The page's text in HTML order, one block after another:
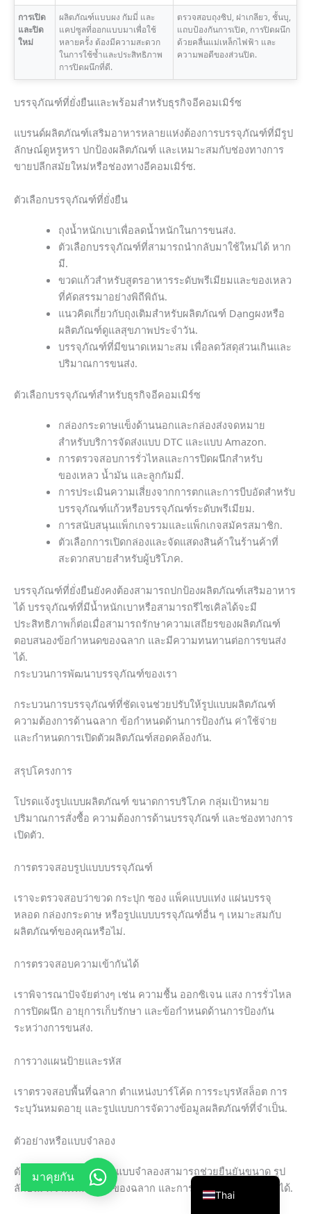
การเปิด
และปิด
ใหม่
ผลิตภัณฑ์แบบผง กัมมี่ และ
แคปซูลที่ออกแบบมาเพื่อใช้
หลายครั้ง ต้องมีความสะดวก
ในการใช้ซ้ำและประสิทธิภาพ
การปิดผนึกที่ดี.
ตรวจสอบถุงซิป, ฝาเกลียว, ชั้นบุ,
แถบป้องกันการเปิด, การปิดผนึก
ด้วยคลื่นแม่เหล็กไฟฟ้า และ
ความพอดีของส่วนปิด.
บรรจุภัณฑ์ที่ยั่งยืนและพร้อมสำหรับธุรกิจอีคอมเมิร์ซ
แบรนด์ผลิตภัณฑ์เสริมอาหารหลายแห่งต้องการบรรจุภัณฑ์ที่มีรูป
ลักษณ์ดูหรูหรา ปกป้องผลิตภัณฑ์ และเหมาะสมกับช่องทางการ
ขายปลีกสมัยใหม่หรือช่องทางอีคอมเมิร์ซ.
ตัวเลือกบรรจุภัณฑ์ที่ยั่งยืน
ถุงน้ำหนักเบาเพื่อลดน้ำหนักในการขนส่ง.
ตัวเลือกบรรจุภัณฑ์ที่สามารถนำกลับมาใช้ใหม่ได้ หาก
มี.
ขวดแก้วสำหรับสูตรอาหารระดับพรีเมียมและของเหลว
ที่คัดสรรมาอย่างพิถีพิถัน.
แนวคิดเกี่ยวกับถุงเติมสำหรับผลิตภัณฑ์ Dạngผงหรือ
ผลิตภัณฑ์ดูแลสุขภาพประจำวัน.
บรรจุภัณฑ์ที่มีขนาดเหมาะสม เพื่อลดวัสดุส่วนเกินและ
ปริมาณการขนส่ง.
ตัวเลือกบรรจุภัณฑ์สำหรับธุรกิจอีคอมเมิร์ซ
กล่องกระดาษแข็งด้านนอกและกล่องส่งจดหมาย
สำหรับบริการจัดส่งแบบ DTC และแบบ Amazon.
การตรวจสอบการรั่วไหลและการปิดผนึกสำหรับ
ของเหลว น้ำมัน และลูกกัมมี่.
การประเมินความเสี่ยงจากการตกและการบีบอัดสำหรับ
บรรจุภัณฑ์แก้วหรือบรรจุภัณฑ์ระดับพรีเมียม.
การสนับสนุนแพ็กเกจรวมและแพ็กเกจสมัครสมาชิก.
ตัวเลือกการเปิดกล่องและจัดแสดงสินค้าในร้านค้าที่
สะดวกสบายสำหรับผู้บริโภค.
บรรจุภัณฑ์ที่ยั่งยืนยังคงต้องสามารถปกป้องผลิตภัณฑ์เสริมอาหาร
ได้ บรรจุภัณฑ์ที่มีน้ำหนักเบาหรือสามารถรีไซเคิลได้จะมี
ประสิทธิภาพก็ต่อเมื่อสามารถรักษาความเสถียรของผลิตภัณฑ์
ตอบสนองข้อกำหนดของฉลาก และมีความทนทานต่อการขนส่ง
ได้.
กระบวนการพัฒนาบรรจุภัณฑ์ของเรา
กระบวนการบรรจุภัณฑ์ที่ชัดเจนช่วยปรับให้รูปแบบผลิตภัณฑ์
ความต้องการด้านฉลาก ข้อกำหนดด้านการป้องกัน ค่าใช้จ่าย
และกำหนดการเปิดตัวผลิตภัณฑ์สอดคล้องกัน.
สรุปโครงการ
โปรดแจ้งรูปแบบผลิตภัณฑ์ ขนาดการบริโภค กลุ่มเป้าหมาย
ปริมาณการสั่งซื้อ ความต้องการด้านบรรจุภัณฑ์ และช่องทางการ
เปิดตัว.
การตรวจสอบรูปแบบบรรจุภัณฑ์
เราจะตรวจสอบว่าขวด กระปุก ซอง แพ็คแบบแท่ง แผ่นบรรจุ
หลอด กล่องกระดาษ หรือรูปแบบบรรจุภัณฑ์อื่น ๆ เหมาะสมกับ
ผลิตภัณฑ์ของคุณหรือไม่.
การตรวจสอบความเข้ากันได้
เราพิจารณาปัจจัยต่างๆ เช่น ความชื้น ออกซิเจน แสง การรั่วไหล
การปิดผนึก อายุการเก็บรักษา และข้อกำหนดด้านการป้องกัน
ระหว่างการขนส่ง.
การวางแผนป้ายและรหัส
เราตรวจสอบพื้นที่ฉลาก ตำแหน่งบาร์โค้ด การระบุรหัสล็อต การ
ระบุวันหมดอายุ และรูปแบบการจัดวางข้อมูลผลิตภัณฑ์ที่จำเป็น.
ตัวอย่างหรือแบบจำลอง
ตัวอย่างบรรจุภัณฑ์หรือแบบจำลองสามารถช่วยยืนยันขนาด รูป
ลักษณ์ ความเหมาะสมของฉลาก และการนำเสนอต่อผู้บริโภคได้.
มาคุยกัน
Thai
English
Korean
Spanish
Vietnamese
French
Chinese